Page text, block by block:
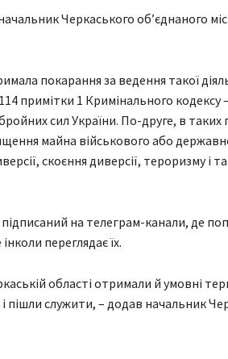
Черкаського об’єднаного
покарання за ведення такої
примітки 1 Кримінального кодексу –
сил України. По-друге, в таких
майна військового або
скоєння диверсії, тероризму і
на телеграм-канали, де
переглядає їх.
області отримали й умовні
і пішли служити, – додав начальник